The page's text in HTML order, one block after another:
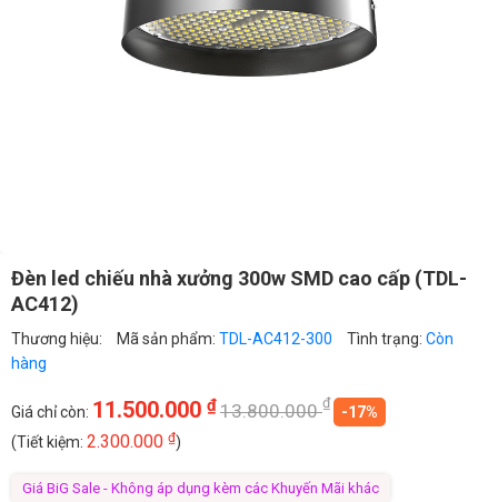
Đèn led chiếu nhà xưởng 300w SMD cao cấp (TDL-
AC412)
Thương hiệu: Mã sản phẩm: TDL-AC412-300 Tình trạng: Còn
hàng
Giá chỉ còn: 11.500.000 ₫13.800.000₫
-17%
(Tiết kiệm: 2.300.000 ₫)
Giá BiG Sale - Không áp dụng kèm các Khuyến Mãi khác